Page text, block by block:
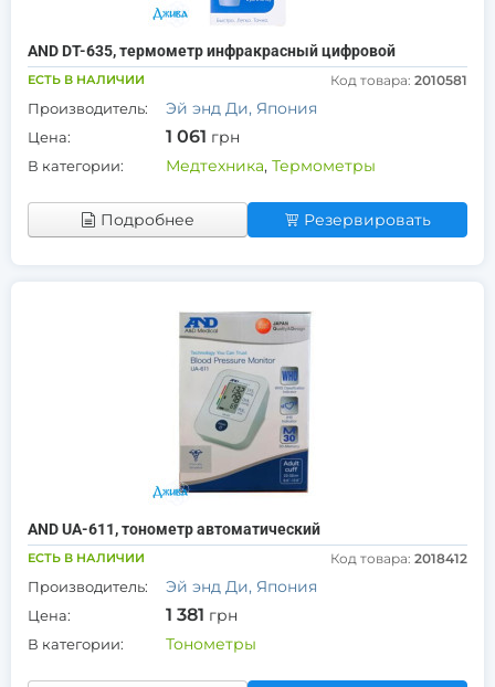
AND DT-635, термометр инфракрасный цифровой
ЕСТЬ В НАЛИЧИИ Код товара: 2010581
Производитель: Эй энд Ди, Япония
Цена: 1 061 грн
В категории: Медтехника, Термометры
Подробнее Резервировать
AND UA-611, тонометр автоматический
ЕСТЬ В НАЛИЧИИ Код товара: 2018412
Производитель: Эй энд Ди, Япония
Цена: 1 381 грн
В категории: Тонометры